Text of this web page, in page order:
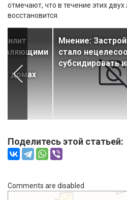
отмечают, что в течение этих двух
восстановится.
домах
Мнение:
стало
субсидировать
Поделитесь этой статьей:
Comments are disabled